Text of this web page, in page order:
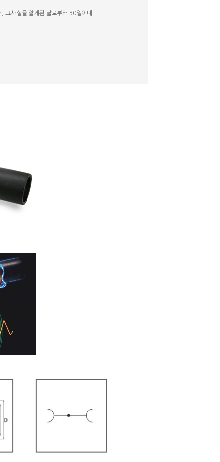
그사실을 알게된 날로부터 30일이내